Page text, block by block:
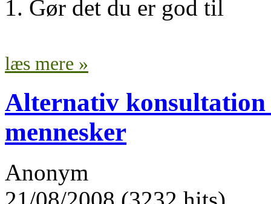
1. Gør det du er god til
læs mere »
Alternativ konsultation
mennesker
Anonym